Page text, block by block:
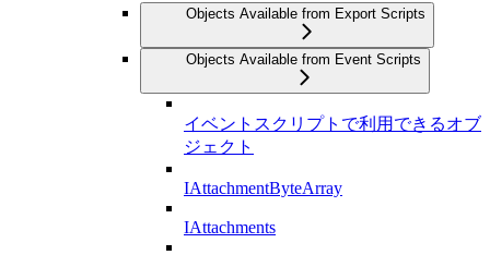
Objects Available from Export Scripts
Objects Available from Event Scripts
イベントスクリプトで利用できるオブ
ジェクト
IAttachmentByteArray
IAttachments